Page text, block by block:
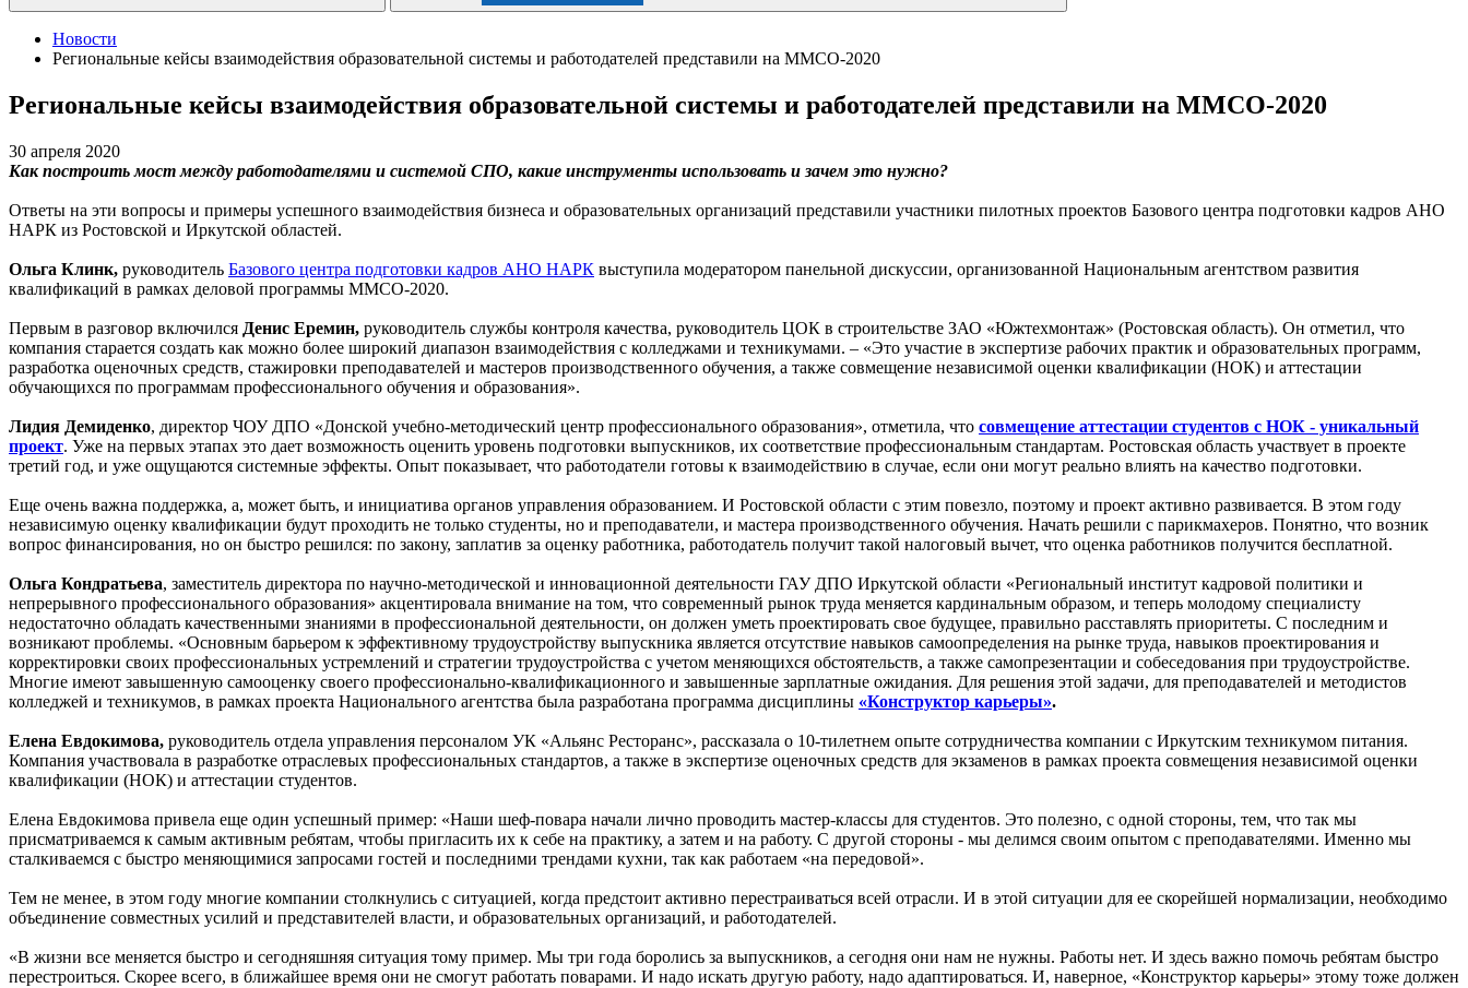
Новости
Региональные кейсы взаимодействия образовательной системы и работодателей представили на ММСО-2020
Региональные кейсы взаимодействия образовательной системы и работодателей представили на ММСО-2020
30 апреля 2020
Как построить мост между работодателями и системой СПО, какие инструменты использовать и зачем это нужно?
Ответы на эти вопросы и примеры успешного взаимодействия бизнеса и образовательных организаций представили участники пилотных проектов Базового центра подготовки кадров АНО
НАРК из Ростовской и Иркутской областей.
Ольга Клинк, руководитель Базового центра подготовки кадров АНО НАРК выступила модератором панельной дискуссии, организованной Национальным агентством развития
квалификаций в рамках деловой программы ММСО-2020.
Первым в разговор включился Денис Еремин, руководитель службы контроля качества, руководитель ЦОК в строительстве ЗАО «Южтехмонтаж» (Ростовская область). Он отметил, что
компания старается создать как можно более широкий диапазон взаимодействия с колледжами и техникумами. – «Это участие в экспертизе рабочих практик и образовательных программ,
разработка оценочных средств, стажировки преподавателей и мастеров производственного обучения, а также совмещение независимой оценки квалификации (НОК) и аттестации
обучающихся по программам профессионального обучения и образования».
Лидия Демиденко, директор ЧОУ ДПО «Донской учебно-методический центр профессионального образования», отметила, что совмещение аттестации студентов с НОК - уникальный
проект. Уже на первых этапах это дает возможность оценить уровень подготовки выпускников, их соответствие профессиональным стандартам. Ростовская область участвует в проекте
третий год, и уже ощущаются системные эффекты. Опыт показывает, что работодатели готовы к взаимодействию в случае, если они могут реально влиять на качество подготовки.
Еще очень важна поддержка, а, может быть, и инициатива органов управления образованием. И Ростовской области с этим повезло, поэтому и проект активно развивается. В этом году
независимую оценку квалификации будут проходить не только студенты, но и преподаватели, и мастера производственного обучения. Начать решили с парикмахеров. Понятно, что возник
вопрос финансирования, но он быстро решился: по закону, заплатив за оценку работника, работодатель получит такой налоговый вычет, что оценка работников получится бесплатной.
Ольга Кондратьева, заместитель директора по научно-методической и инновационной деятельности ГАУ ДПО Иркутской области «Региональный институт кадровой политики и
непрерывного профессионального образования» акцентировала внимание на том, что современный рынок труда меняется кардинальным образом, и теперь молодому специалисту
недостаточно обладать качественными знаниями в профессиональной деятельности, он должен уметь проектировать свое будущее, правильно расставлять приоритеты. С последним и
возникают проблемы. «Основным барьером к эффективному трудоустройству выпускника является отсутствие навыков самоопределения на рынке труда, навыков проектирования и
корректировки своих профессиональных устремлений и стратегии трудоустройства с учетом меняющихся обстоятельств, а также самопрезентации и собеседования при трудоустройстве.
Многие имеют завышенную самооценку своего профессионально-квалификационного и завышенные зарплатные ожидания. Для решения этой задачи, для преподавателей и методистов
колледжей и техникумов, в рамках проекта Национального агентства была разработана программа дисциплины «Конструктор карьеры».
Елена Евдокимова, руководитель отдела управления персоналом УК «Альянс Ресторанс», рассказала о 10-тилетнем опыте сотрудничества компании с Иркутским техникумом питания.
Компания участвовала в разработке отраслевых профессиональных стандартов, а также в экспертизе оценочных средств для экзаменов в рамках проекта совмещения независимой оценки
квалификации (НОК) и аттестации студентов.
Елена Евдокимова привела еще один успешный пример: «Наши шеф-повара начали лично проводить мастер-классы для студентов. Это полезно, с одной стороны, тем, что так мы
присматриваемся к самым активным ребятам, чтобы пригласить их к себе на практику, а затем и на работу. С другой стороны - мы делимся своим опытом с преподавателями. Именно мы
сталкиваемся с быстро меняющимися запросами гостей и последними трендами кухни, так как работаем «на передовой».
Тем не менее, в этом году многие компании столкнулись с ситуацией, когда предстоит активно перестраиваться всей отрасли. И в этой ситуации для ее скорейшей нормализации, необходимо
объединение совместных усилий и представителей власти, и образовательных организаций, и работодателей.
«В жизни все меняется быстро и сегодняшняя ситуация тому пример. Мы три года боролись за выпускников, а сегодня они нам не нужны. Работы нет. И здесь важно помочь ребятам быстро
перестроиться. Скорее всего, в ближайшее время они не смогут работать поварами. И надо искать другую работу, надо адаптироваться. И, наверное, «Конструктор карьеры» этому тоже должен